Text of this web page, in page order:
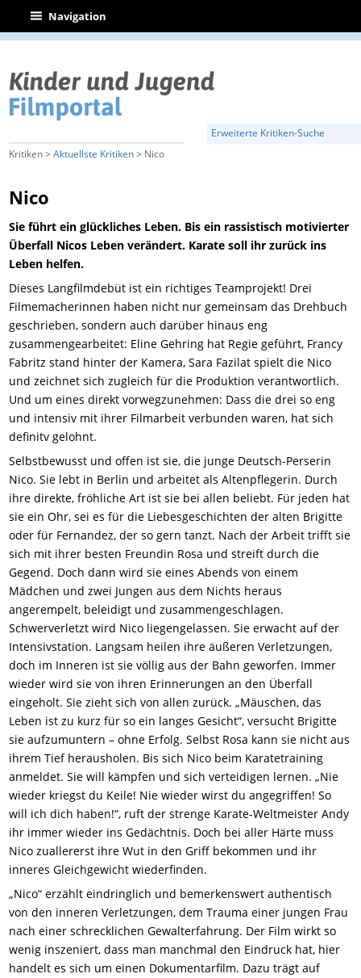
| Navigation
Erweiterte Kritiken-Suche
Kritiken >Aktuellste Kritiken> Nico
Nico
Sie führt ein glückliches Leben. Bis ein rassistisch motivierter
Überfall Nicos Leben verändert. Karate soll ihr zurück ins
Leben helfen.
Dieses Langfilmdebüt ist ein richtiges Teamprojekt! Drei
Filmemacherinnen haben nicht nur gemeinsam das Drehbuch
geschrieben, sondern auch darüber hinaus eng
zusammengearbeitet: Eline Gehring hat Regie geführt, Francy
Fabritz stand hinter der Kamera, Sara Fazilat spielt die Nico
und zeichnet sich zugleich für die Produktion verantwortlich.
Und um eines direkt vorwegzunehmen: Dass die drei so eng
und intensiv mit ihrer Filmarbeit verbunden waren, hat sich
definitv gelohnt.
Selbstbewusst und offen ist sie, die junge Deutsch-Perserin
Nico. Sie lebt in Berlin und arbeitet als Altenpflegerin. Durch
ihre direkte, fröhliche Art ist sie bei allen beliebt. Für jeden hat
sie ein Ohr, sei es für die Liebesgeschichten der alten Brigitte
oder für Fernandez, der so gern tanzt. Nach der Arbeit trifft sie
sich mit ihrer besten Freundin Rosa und streift durch die
Gegend. Doch dann wird sie eines Abends von einem
Mädchen und zwei Jungen aus dem Nichts heraus
angerempelt, beleidigt und zusammengeschlagen.
Schwerverletzt wird Nico liegengelassen. Sie erwacht auf der
Intensivstation. Langsam heilen ihre äußeren Verletzungen,
doch im Inneren ist sie völlig aus der Bahn geworfen. Immer
wieder wird sie von ihren Erinnerungen an den Überfall
eingeholt. Sie zieht sich von allen zurück. „Mäuschen, das
Leben ist zu kurz für so ein langes Gesicht“, versucht Brigitte
sie aufzumuntern – ohne Erfolg. Selbst Rosa kann sie nicht aus
ihrem Tief herausholen. Bis sich Nico beim Karatetraining
anmeldet. Sie will kämpfen und sich verteidigen lernen. „Nie
wieder kriegst du Keile! Nie wieder wirst du angegriffen! So
will ich dich haben!“, ruft der strenge Karate-Weltmeister Andy
ihr immer wieder ins Gedächtnis. Doch bei aller Härte muss
Nico zuallererst ihre Wut in den Griff bekommen und ihr
inneres Gleichgewicht wiederfinden.
„Nico“ erzählt eindringlich und bemerkenswert authentisch
von den inneren Verletzungen, dem Trauma einer jungen Frau
nach einer schrecklichen Gewalterfahrung. Der Film wirkt so
wenig inszeniert, dass man manchmal den Eindruck hat, hier
handelt es sich um einen Dokumentarfilm. Dazu trägt auf